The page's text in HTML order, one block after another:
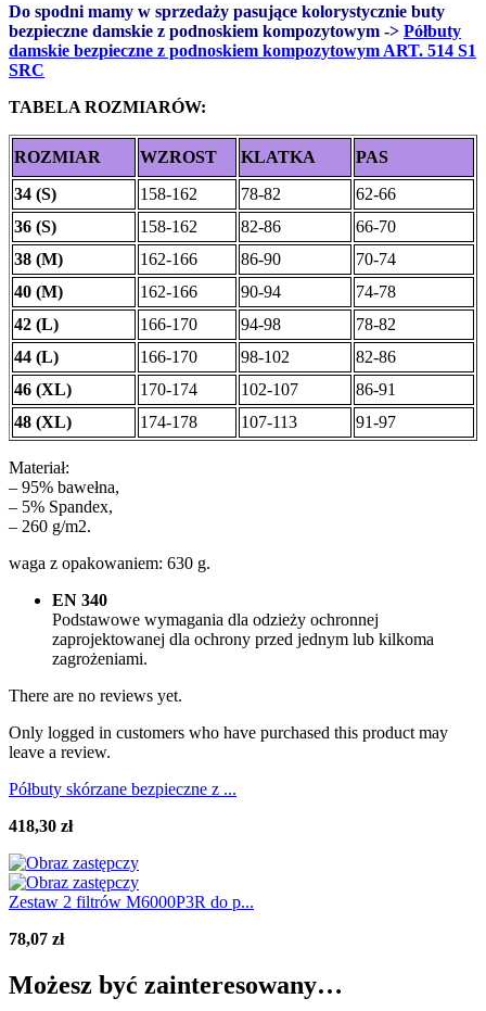
Do spodni mamy w sprzedaży pasujące kolorystycznie buty
bezpieczne damskie z podnoskiem kompozytowym -> Półbuty
damskie bezpieczne z podnoskiem kompozytowym ART. 514 S1
SRC
TABELA ROZMIARÓW:
ROZMIAR WZROST KLATKA
PAS
34 (S)
158-162 78-82
62-66
36 (S)
158-162 82-86
66-70
38 (M)
162-166 86-90
70-74
40 (M)
162-166 90-94
74-78
42 (L)
166-170 94-98
78-82
44 (L)
166-170 98-102
82-86
46 (XL)
170-174 102-107
86-91
48 (XL)
174-178 107-113 91-97
Materiał:
– 95% bawełna,
– 5% Spandex,
– 260 g/m2.
waga z opakowaniem: 630 g.
EN 340
Podstawowe wymagania dla odzieży ochronnej
zaprojektowanej dla ochrony przed jednym lub kilkoma
zagrożeniami.
There are no reviews yet.
Only logged in customers who have purchased this product may
leave a review.
Półbuty skórzane bezpieczne z ...
418,30 zł
Zestaw 2 filtrów M6000P3R do p...
78,07 zł
Możesz być zainteresowany…